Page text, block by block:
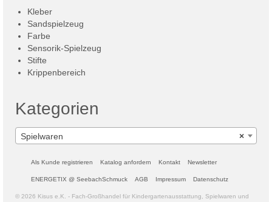
Kleber
Sandspielzeug
Farbe
Sensorik-Spielzeug
Stifte
Krippenbereich
Kategorien
×
Spielwaren
Als Kunde registrieren Katalog anfordern Kontakt Newsletter
ENERGETIX @ SeebachSchmuck AGB Impressum Datenschutz
© 2026 Kisus e.K. - Fach-Großhandel für Kindergartenausstattung, Spielwaren und